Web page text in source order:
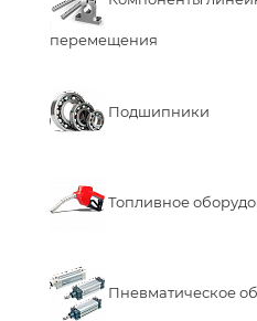
перемещения
Подшипники
Топливное
Пневматическое